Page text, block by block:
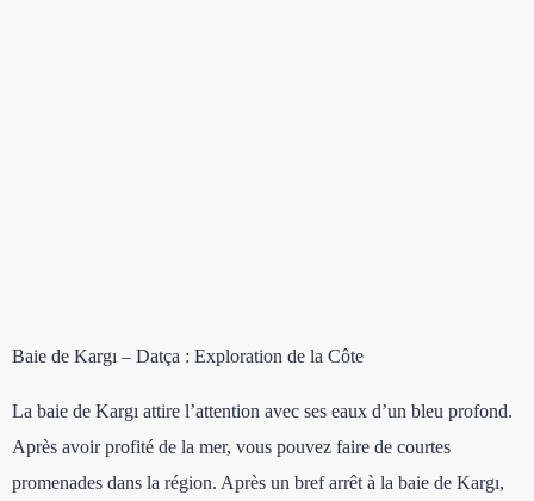
Baie de Kargı – Datça : Exploration de la Côte
La baie de Kargı attire l’attention avec ses eaux d’un bleu profond.
Après avoir profité de la mer, vous pouvez faire de courtes
promenades dans la région. Après un bref arrêt à la baie de Kargı,